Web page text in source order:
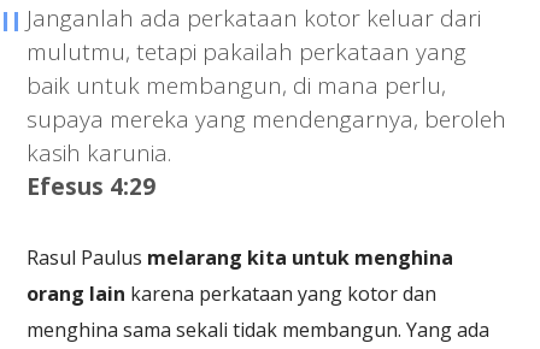
Janganlah ada perkataan kotor keluar dari
mulutmu, tetapi pakailah perkataan yang
baik untuk membangun, di mana perlu,
supaya mereka yang mendengarnya, beroleh
kasih karunia.
Efesus 4:29
Rasul Paulus melarang kita untuk menghina
orang lain karena perkataan yang kotor dan
menghina sama sekali tidak membangun. Yang ada